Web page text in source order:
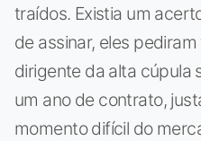
traídos. Existia um
de assinar, eles
dirigente da alta cúpula
um ano de contrato,
momento difícil do